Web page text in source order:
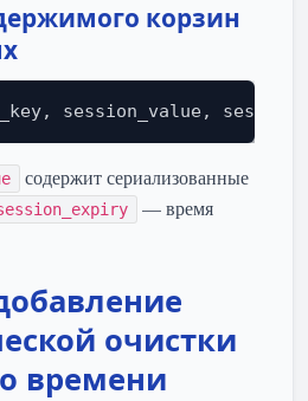
корзин
session_value,
содержит сериализованные
— время
очистки
времени